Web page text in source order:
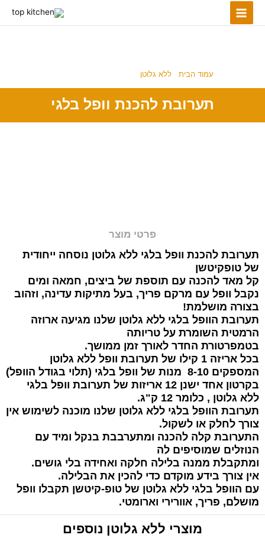
עמוד הבית /ללא גלוטן
תערובת להכנת וופל בלגי
פרטי מוצר
תערובת להכנת וופל בלגי ללא גלוטן נוסחה ייחודית
של טופקיטשן
קל מאד להכנה עם תוספת של ביצים, חמאה ומים
נקבל וופל עם מרקם פריך, בעל מתיקות עדינה, וזהוב
בצורה מושלמת!
תערובת הוופל בלגי ללא גלוטן שלנו מגיעה ארוזה
הרמטית השומרת על טריותה
בטמפרטורת החדר לאורך זמן ממושך.
בכל אריזה 1 קילו של תערובת וופל ללא גלוטן
המספקים 8-10 מנות של וופל בלגי (תלוי בגודל הוופל)
בקרטון אחד ישנן 12 אריזות של תערובת וופל בלגי
ללא גלוטן , כלומר 12 ק"ג.
תערובת הוופל בלגי ללא גלוטן שלנו מוכנה לשימוש אין
צורך לחלק או לשקול.
התערובת קלה להכנה ומתערבבת בנקל ומיד עם
הנוזלים שמוסיפים לה
ומתקבלת ממנה בלילה חלקה ואחידה בלי גושים.
אין צורך בידע מוקדם כדי להכין את הבלילה.
עם הוופל בלגי ללא גלוטן של טופ-קיטשן תקבלו וופל
מושלם, פריך, אוורירי וארומטי.
מוצרי ללא גלוטן נוספים